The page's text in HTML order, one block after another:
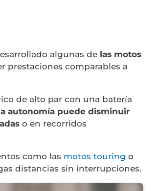
algunas de las motos
prestaciones comparables a
de alto par con una batería
a autonomía puede disminuir
o en recorridos
como las motos touring o
distancias sin interrupciones.